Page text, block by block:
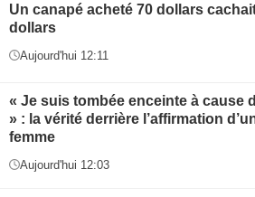
Un canapé acheté 70 dollars
dollars
Aujourd'hui 12:11
« Je suis tombée enceinte à cause
» : la vérité derrière l’affirmation
femme
Aujourd'hui 12:03